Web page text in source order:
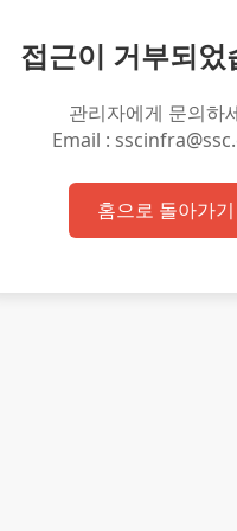
접근이 거부되었
관리자에게 문의하
Email :
홈으로 돌아가기